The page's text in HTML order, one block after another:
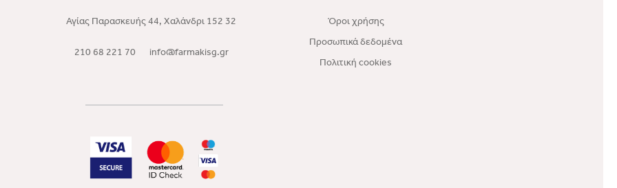
Αγίας Παρασκευής 44, Χαλάνδρι 152 32
210 68 221 70
info@farmakisg.gr
Όροι χρήσης
Προσωπικά δεδομένα
Πολιτική cookies